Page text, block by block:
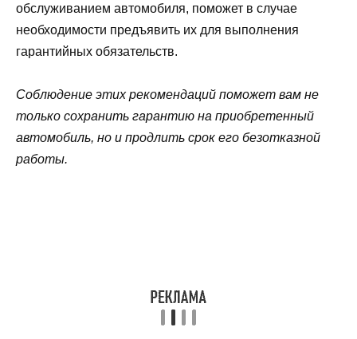
обслуживанием автомобиля, поможет в случае
необходимости предъявить их для выполнения
гарантийных обязательств.
Соблюдение этих рекомендаций поможет вам не
только сохранить гарантию на приобретенный
автомобиль, но и продлить срок его безотказной
работы.